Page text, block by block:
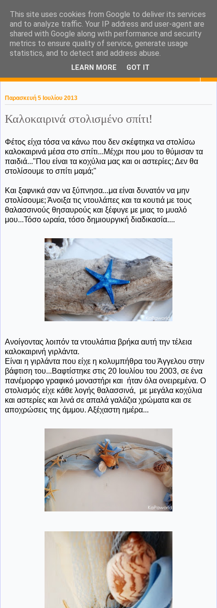
KaPa. Me without you...tea
without a biscuit!
Παρασκευή 5 Ιουλίου 2013
Καλοκαιρινά στολισμένο σπίτι!
Φέτος είχα τόσα να κάνω που δεν σκέφτηκα να στολίσω
καλοκαιρινά μέσα στο σπίτι...Μέχρι που μου το θύμισαν τα
παιδιά..."Που είναι τα κοχύλια μας και οι αστερίες; Δεν θα
στολίσουμε το σπίτι μαμά;"
Και ξαφνικά σαν να ξύπνησα...μα είναι δυνατόν να μην
στολίσουμε; Άνοιξα τις ντουλάπες και τα κουτιά με τους
θαλασσινούς θησαυρούς και ξέφυγε με μιας το μυαλό
μου...Τόσο ωραία, τόσο δημιουργική διαδικασία....
Ανοίγοντας λοιπόν τα ντουλάπια βρήκα αυτή την τέλεια
καλοκαιρινή γιρλάντα.
Είναι η γιρλάντα που είχε η κολυμπήθρα του Άγγελου στην
βάφτιση του...Βαφτίστηκε στις 20 Ιουλίου του 2003, σε ένα
πανέμορφο γραφικό μοναστήρι και ήταν όλα ονειρεμένα. Ο
στολισμός είχε κάθε λογής θαλασσινά, με μεγάλα κοχύλια
και αστερίες και λινά σε απαλά γαλάζια χρώματα και σε
αποχρώσεις της άμμου. Αξέχαστη ημέρα...
This site uses cookies from Google to deliver its services
and to analyze traffic. Your IP address and user-agent are
shared with Google along with performance and security
metrics to ensure quality of service, generate usage
statistics, and to detect and address abuse.
LEARN MORE GOT IT